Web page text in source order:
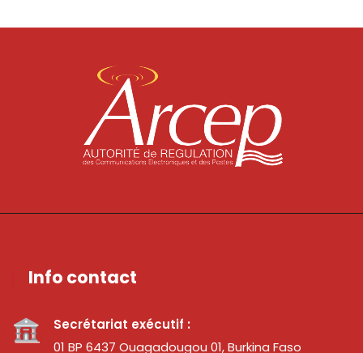
Info contact
Secrétariat exécutif :
01 BP 6437 Ouagadougou 01, Burkina Faso